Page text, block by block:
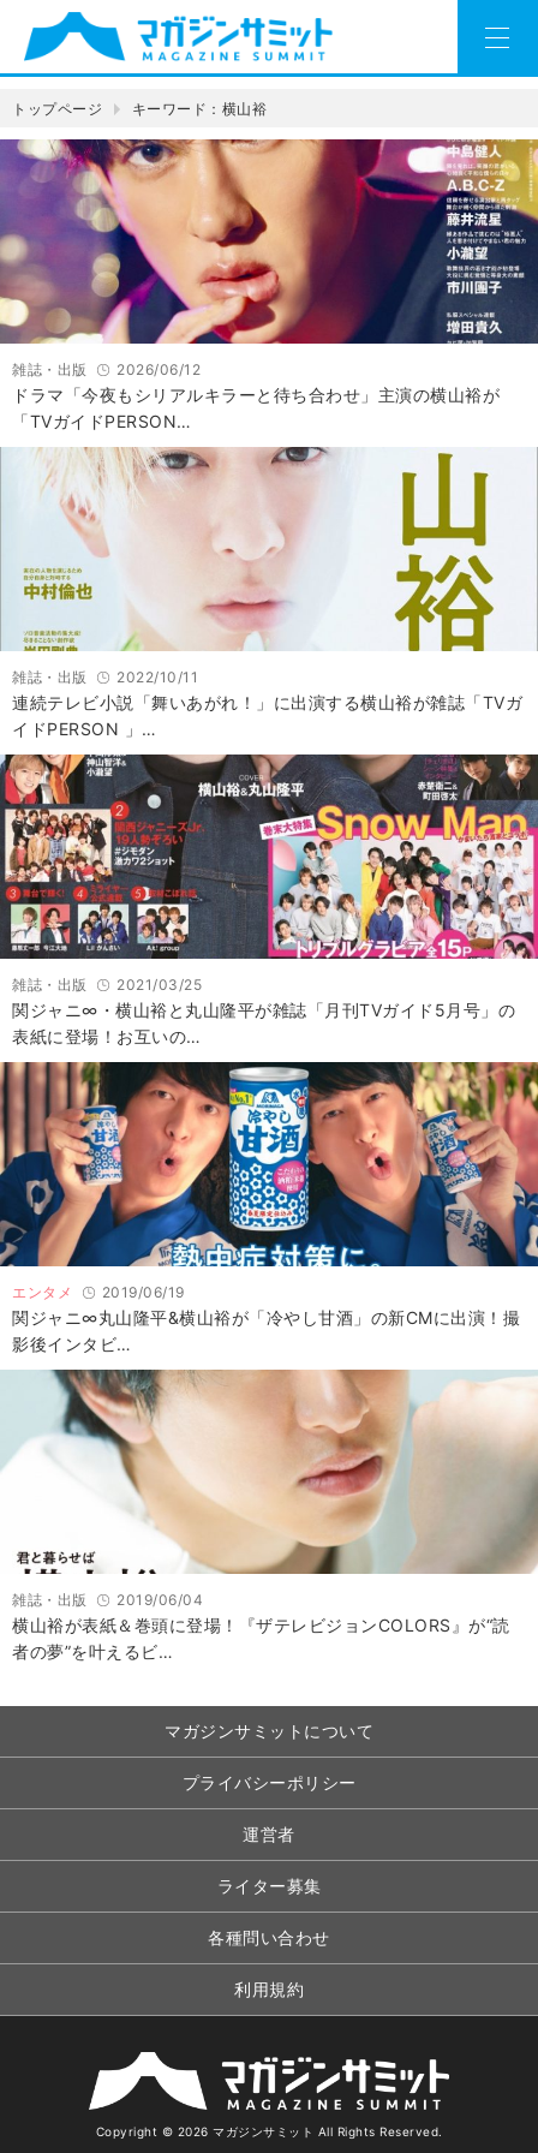
トップページ キーワード：横山裕
雑誌・出版 2026/06/12
ドラマ「今夜もシリアルキラーと待ち合わせ」主演の横山裕が
「TVガイドPERSON…
雑誌・出版 2022/10/11
連続テレビ小説「舞いあがれ！」に出演する横山裕が雑誌「TVガ
イドPERSON 」…
雑誌・出版 2021/03/25
関ジャニ∞・横山裕と丸山隆平が雑誌「月刊TVガイド5月号」の
表紙に登場！お互いの…
エンタメ 2019/06/19
関ジャニ∞丸山隆平&横山裕が「冷やし甘酒」の新CMに出演！撮
影後インタビ…
雑誌・出版 2019/06/04
横山裕が表紙＆巻頭に登場！『ザテレビジョンCOLORS』が“読
者の夢”を叶えるビ…
マガジンサミットについて
プライバシーポリシー
運営者
ライター募集
各種問い合わせ
利用規約
Copyright © 2026 マガジンサミット All Rights Reserved.